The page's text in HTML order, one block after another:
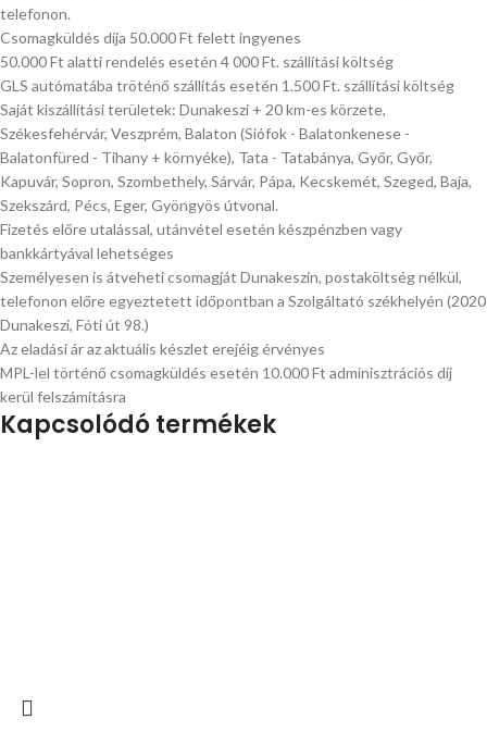
telefonon.
Csomagküldés díja 50.000 Ft felett ingyenes
50.000 Ft alatti rendelés esetén 4 000 Ft. szállítási költség
GLS autómatába tröténő szállítás esetén 1.500 Ft. szállítási költség
Saját kiszállítási területek: Dunakeszi + 20 km-es körzete,
Székesfehérvár, Veszprém, Balaton (Siófok - Balatonkenese -
Balatonfüred - Tihany + környéke), Tata - Tatabánya, Győr, Győr,
Kapuvár, Sopron, Szombethely, Sárvár, Pápa, Kecskemét, Szeged, Baja,
Szekszárd, Pécs, Eger, Gyöngyös útvonal.
Fizetés előre utalással, utánvétel esetén készpénzben vagy
bankkártyával lehetséges
Személyesen is átveheti csomagját Dunakeszin, postaköltség nélkül,
telefonon előre egyeztetett időpontban a Szolgáltató székhelyén (2020
Dunakeszi, Fóti út 98.)
Az eladási ár az aktuális készlet erejéig érvényes
MPL-lel történő csomagküldés esetén 10.000 Ft adminisztrációs díj
kerül felszámításra
Kapcsolódó termékek